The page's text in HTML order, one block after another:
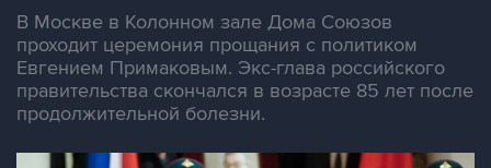
В Москве в Колонном зале Дома Союзов
проходит церемония прощания с политиком
Евгением Примаковым. Экс-глава российского
правительства скончался в возрасте 85 лет после
продолжительной болезни.